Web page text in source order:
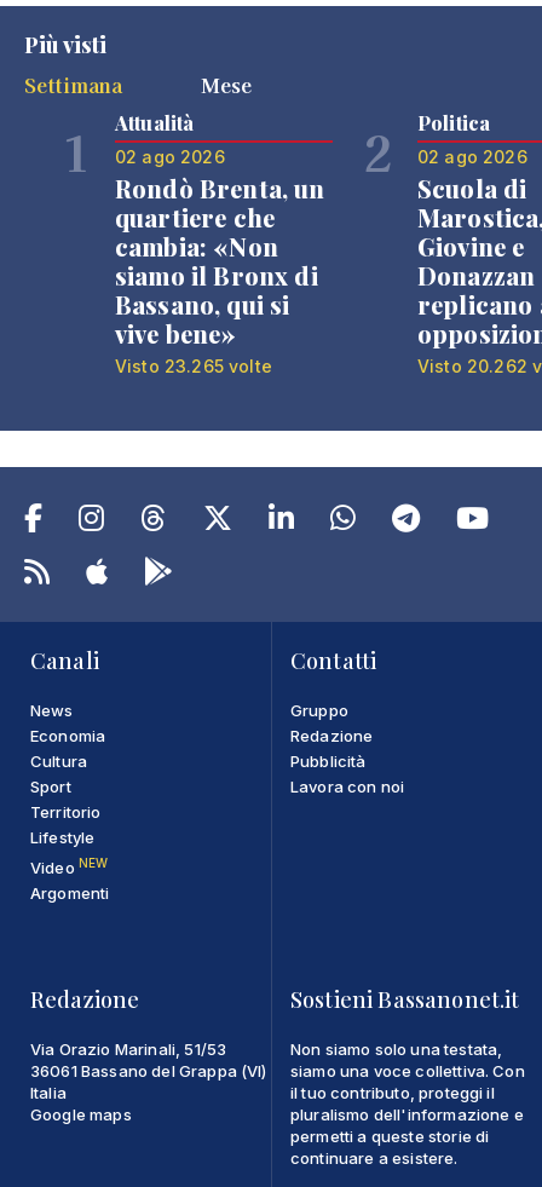
Più visti
Settimana
Mese
1 Attualità
02 ago 2026
Rondò Brenta, un
quartiere che
cambia: «Non
siamo il Bronx di
Bassano, qui si
vive bene»
Visto 23.265 volte
2 Politica
02 ago 2026
Scuola di
Giovine e
Donazzan
replicano
Visto 20.262
Canali
News
Economia
Cultura
Sport
Territorio
Lifestyle
Video NEW
Argomenti
Contatti
Gruppo
Redazione
Pubblicità
Lavora con noi
Redazione
Via Orazio Marinali, 51/53
36061 Bassano del Grappa (VI)
Italia
Google maps
Sostieni Bassanonet.it
Non siamo solo una testata,
siamo una voce collettiva. Con
il tuo contributo, proteggi il
pluralismo dell'informazione e
permetti a queste storie di
continuare a esistere.